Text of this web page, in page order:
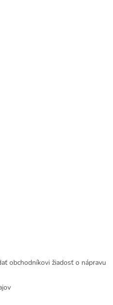
obchodníkovi žiadosť o nápravu